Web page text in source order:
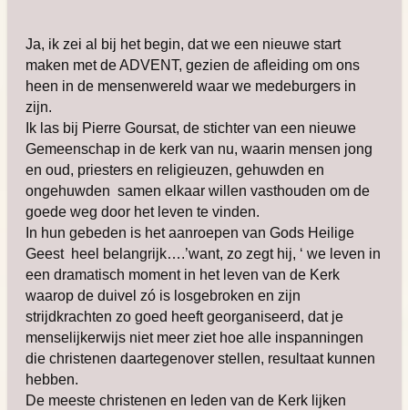
Ja, ik zei al bij het begin, dat we een nieuwe start
maken met de ADVENT, gezien de afleiding om ons
heen in de mensenwereld waar we medeburgers in
zijn.
Ik las bij Pierre Goursat, de stichter van een nieuwe
Gemeenschap in de kerk van nu, waarin mensen jong
en oud, priesters en religieuzen, gehuwden en
ongehuwden samen elkaar willen vasthouden om de
goede weg door het leven te vinden.
In hun gebeden is het aanroepen van Gods Heilige
Geest heel belangrijk….’want, zo zegt hij, ‘ we leven in
een dramatisch moment in het leven van de Kerk
waarop de duivel zó is losgebroken en zijn
strijdkrachten zo goed heeft georganiseerd, dat je
menselijkerwijs niet meer ziet hoe alle inspanningen
die christenen daartegenover stellen, resultaat kunnen
hebben.
De meeste christenen en leden van de Kerk lijken